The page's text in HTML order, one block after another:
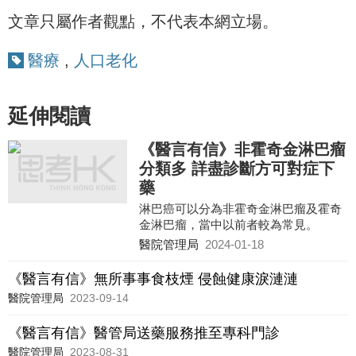
文章只屬作者觀點，不代表本網立場。
醫療 , 人口老化
延伸閱讀
《醫言有信》非霍奇金淋巴瘤
分類多 詳盡診斷方可對症下
藥
淋巴癌可以分為非霍奇金淋巴瘤及霍奇
金淋巴瘤，當中以前者較為常見。
醫院管理局 2024-01-18
《醫言有信》無所事事食枝煙 侵蝕健康淚漣漣
醫院管理局 2023-09-14
《醫言有信》醫管局送藥服務推至專科門診
醫院管理局 2023-08-31